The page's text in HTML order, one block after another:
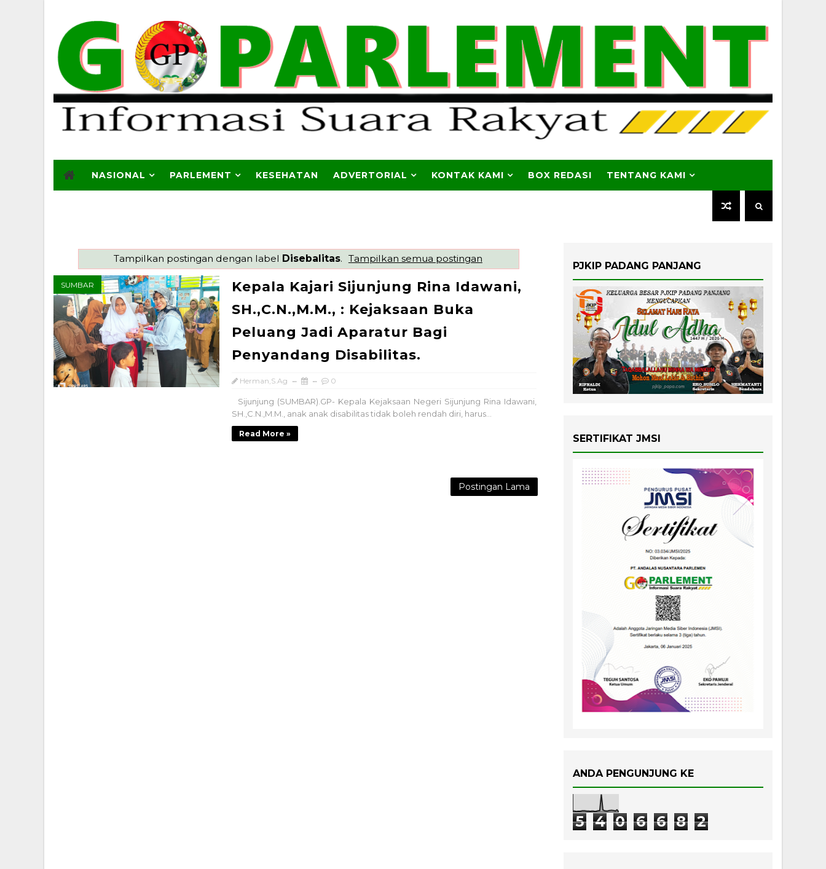
NASIONAL PARLEMENT KESEHATAN ADVERTORIAL KONTAK KAMI BOX REDASI TENTANG KAMI
Tampilkan postingan dengan label Disebalitas. Tampilkan semua postingan
SUMBAR
Kepala Kajari Sijunjung Rina Idawani,
SH.,C.N.,M.M., : Kejaksaan Buka
Peluang Jadi Aparatur Bagi
Penyandang Disabilitas.
Herman,S.Ag 0
Sijunjung (SUMBAR).GP- Kepala Kejaksaan Negeri Sijunjung Rina Idawani,
SH.,C.N.,M.M., anak anak disabilitas tidak boleh rendah diri, harus...
Read More »
Postingan Lama
PJKIP PADANG PANJANG
SERTIFIKAT JMSI
ANDA PENGUNJUNG KE
5 4 0 6 6 8 2